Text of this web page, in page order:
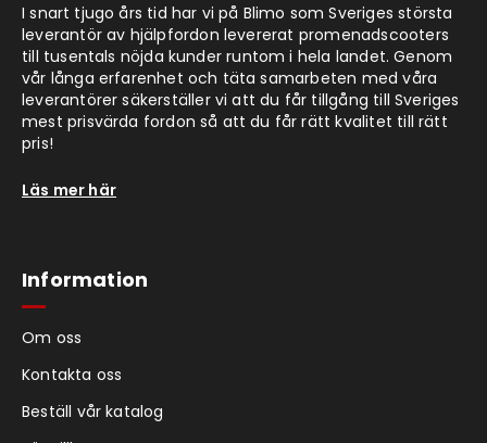
I snart tjugo års tid har vi på Blimo som Sveriges största
leverantör av hjälpfordon levererat promenadscooters
till tusentals nöjda kunder runtom i hela landet. Genom
vår långa erfarenhet och täta samarbeten med våra
leverantörer säkerställer vi att du får tillgång till Sveriges
mest prisvärda fordon så att du får rätt kvalitet till rätt
pris!
Läs mer här
Information
Om oss
Kontakta oss
Beställ vår katalog